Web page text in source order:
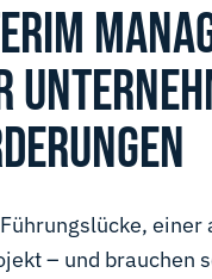
– und brauchen